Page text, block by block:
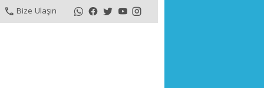
Bize Ulaşın